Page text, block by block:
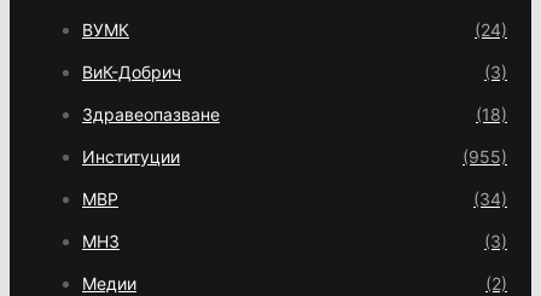
ВУМК (24)
ВиК-Добрич (3)
Здравеопазване (18)
Институции (955)
МВР (34)
МНЗ (3)
Медии (2)